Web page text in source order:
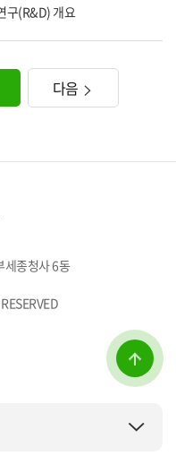
(R&D) 개요
다음
세종청사 6동